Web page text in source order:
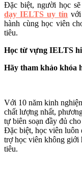
Đặc biệt, người học
dạy IELTS uy tín
hành cùng học viên
tiêu.
Học từ vựng IELTS
Hãy tham khảo khóa
Với 10 năm kinh
chất lượng nhất,
tự biên soạn đầy đủ
Đặc biệt, học viên luôn
trợ học viên không giới
tiêu.